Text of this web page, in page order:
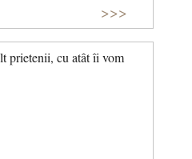
>>>
prietenii, cu atât îi vom